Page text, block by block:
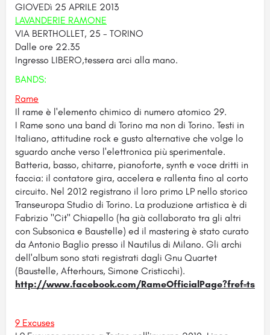
GIOVEDì 25 APRILE 2013
LAVANDERIE RAMONE
VIA BERTHOLLET, 25 - TORINO
Dalle ore 22.35
Ingresso LIBERO,tessera arci alla mano.
BANDS:
Rame
Il rame è l'elemento chimico di numero atomico 29.
I Rame sono una band di Torino ma non di Torino. Testi in
Italiano, attitudine rock e gusto alternative che volge lo
sguardo anche verso l'elettronica più sperimentale.
Batteria, basso, chitarre, pianoforte, synth e voce dritti in
faccia: il contatore gira, accelera e rallenta fino al corto
circuito. Nel 2012 registrano il loro primo LP nello storico
Transeuropa Studio di Torino. La produzione artistica è di
Fabrizio "Cit" Chiapello (ha già collaborato tra gli altri
con Subsonica e Baustelle) ed il mastering è stato curato
da Antonio Baglio presso il Nautilus di Milano. Gli archi
dell'album sono stati registrati dagli Gnu Quartet
(Baustelle, Afterhours, Simone Cristicchi).
http://www.facebook.com/RameOfficialPage?fref=ts
9 Excuses